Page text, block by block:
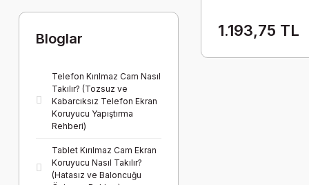
Bloglar
Telefon Kırılmaz Cam Nasıl
Takılır? (Tozsuz ve
Kabarcıksız Telefon Ekran
Koruyucu Yapıştırma
Rehberi)
Tablet Kırılmaz Cam Ekran
Koruyucu Nasıl Takılır?
(Hatasız ve Baloncuğu
1.193,75 TL